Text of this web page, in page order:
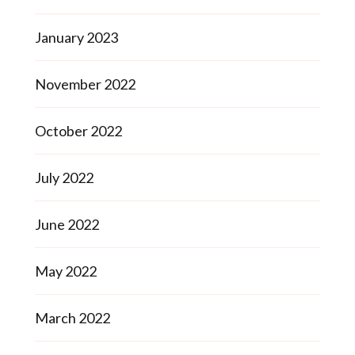
January 2023
November 2022
October 2022
July 2022
June 2022
May 2022
March 2022